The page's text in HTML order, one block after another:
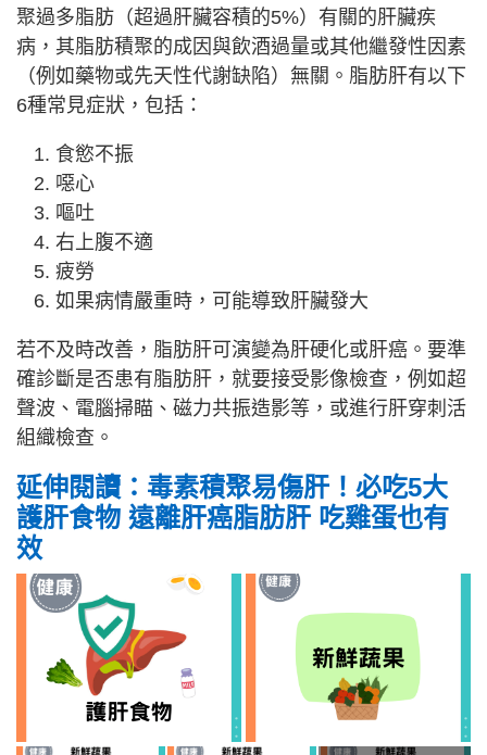
聚過多脂肪（超過肝臟容積的5%）有關的肝臟疾
病，其脂肪積聚的成因與飲酒過量或其他繼發性因素
（例如藥物或先天性代謝缺陷）無關。脂肪肝有以下
6種常見症狀，包括：
食慾不振
噁心
嘔吐
右上腹不適
疲勞
如果病情嚴重時，可能導致肝臟發大
若不及時改善，脂肪肝可演變為肝硬化或肝癌。要準
確診斷是否患有脂肪肝，就要接受影像檢查，例如超
聲波、電腦掃瞄、磁力共振造影等，或進行肝穿刺活
組織檢查。
延伸閱讀：毒素積聚易傷肝！必吃5大
護肝食物 遠離肝癌脂肪肝 吃雞蛋也有
效